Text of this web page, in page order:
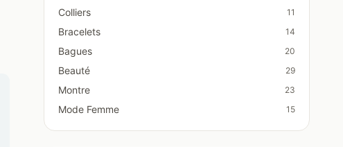
Colliers 11
Bracelets 14
Bagues 20
Beauté 29
Montre 23
Mode Femme 15